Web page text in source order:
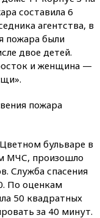
составила 6
агентства, в
пожара были
двое детей.
и женщина —
пожара
бульваре в
МЧС, произошло
Служба спасения
По оценкам
50 квадратных
за 40 минут.